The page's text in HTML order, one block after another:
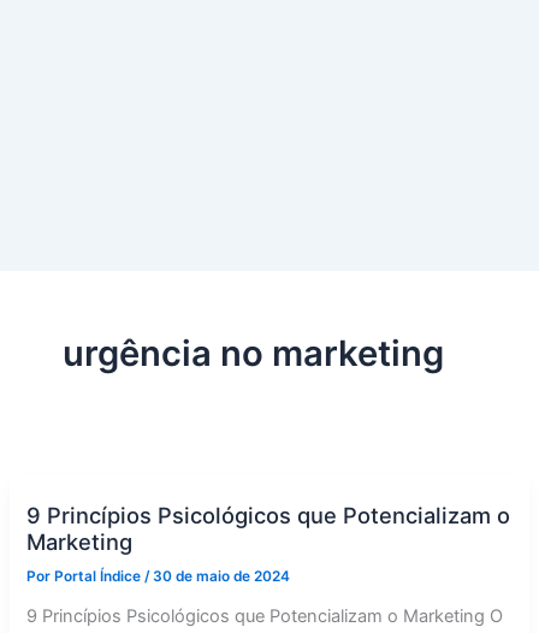
urgência no marketing
9 Princípios Psicológicos que Potencializam o
Marketing
Por Portal Índice/30 de maio de 2024
9 Princípios Psicológicos que Potencializam o Marketing O